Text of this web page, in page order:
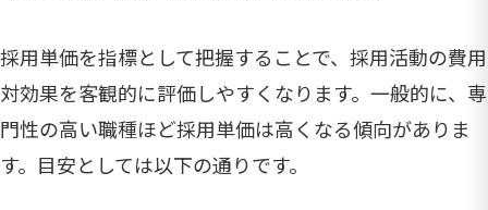
採用単価を指標として把握することで、採用活動の費用
対効果を客観的に評価しやすくなります。一般的に、専
門性の高い職種ほど採用単価は高くなる傾向がありま
す。目安としては以下の通りです。